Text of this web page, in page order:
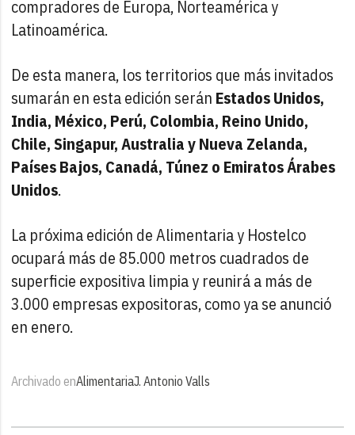
compradores de Europa, Norteamérica y
Latinoamérica.
De esta manera, los territorios que más invitados
sumarán en esta edición serán Estados Unidos,
India, México, Perú, Colombia, Reino Unido,
Chile, Singapur, Australia y Nueva Zelanda,
Países Bajos, Canadá, Túnez o Emiratos Árabes
Unidos.
La próxima edición de Alimentaria y Hostelco
ocupará más de 85.000 metros cuadrados de
superficie expositiva limpia y reunirá a más de
3.000 empresas expositoras, como ya se anunció
en enero.
Archivado enAlimentariaJ. Antonio Valls